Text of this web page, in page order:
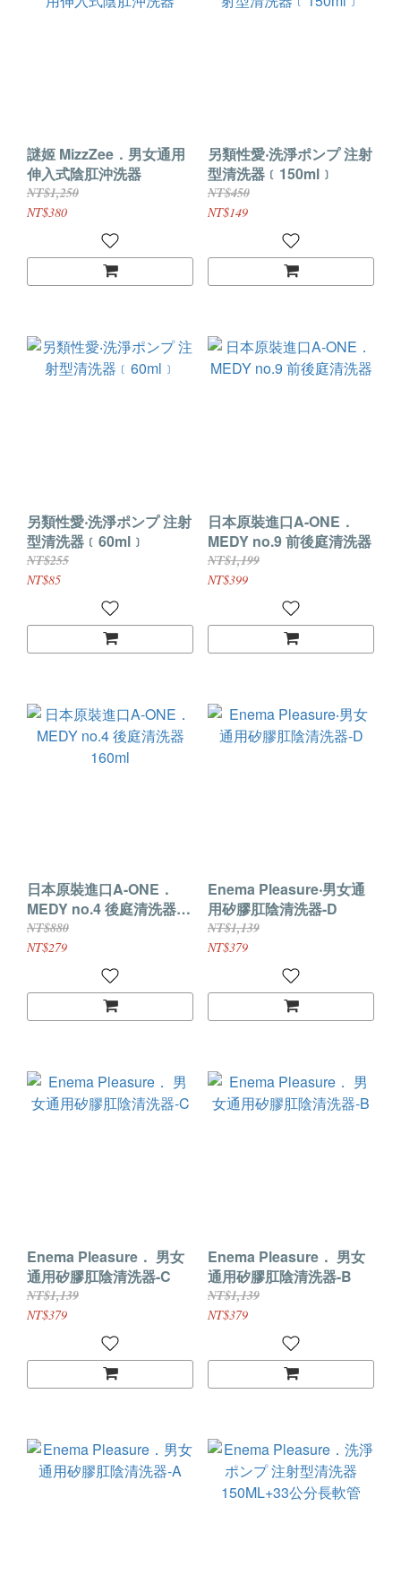
謎姬 MizzZee．男女通用
伸入式陰肛沖洗器
NT$1,250
NT$380
另類性愛‧洗淨ポンプ 注射
型清洗器﹝150ml﹞
NT$450
NT$149
另類性愛‧洗淨ポンプ 注射
型清洗器﹝60ml﹞
NT$255
NT$85
日本原裝進口A-ONE．
MEDY no.9 前後庭清洗器
NT$1,199
NT$399
日本原裝進口A-ONE．
MEDY no.4 後庭清洗器
160ml
NT$880
NT$279
Enema Pleasure‧男女通
用矽膠肛陰清洗器-D
NT$1,139
NT$379
Enema Pleasure． 男女
通用矽膠肛陰清洗器-C
NT$1,139
NT$379
Enema Pleasure． 男女
通用矽膠肛陰清洗器-B
NT$1,139
NT$379